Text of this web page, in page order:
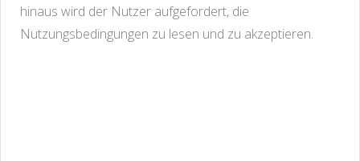
hinaus wird der Nutzer aufgefordert, die
Nutzungsbedingungen zu lesen und zu akzeptieren.